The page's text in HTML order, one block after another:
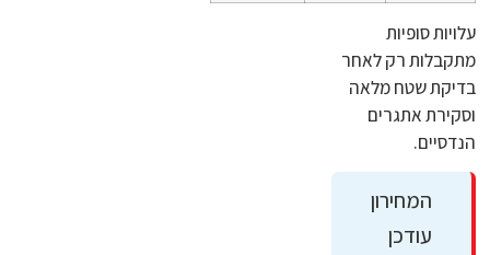
עלויות סופיות
מתקבלות רק לאחר
בדיקת שטח מלאה
וסקירת אתגרים
הנדסיים.
המחירון
עודכן